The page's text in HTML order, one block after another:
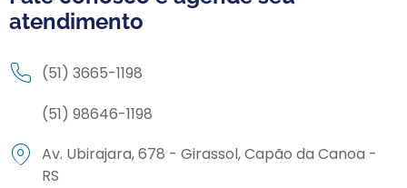
atendimento
(51) 3665-1198
(51) 98646-1198
Av. Ubirajara, 678 - Girassol, Capão da Canoa -
RS